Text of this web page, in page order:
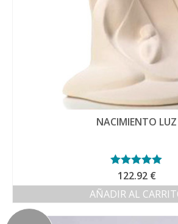
NACIMIENTO LUZ
Valorado con
5.00de 5
122.92 €
AÑADIR AL